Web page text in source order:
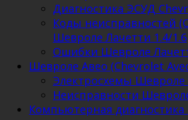
Диагностика ЭСУД
Коды неисправностей
Шевроле Лачетти 1.4/1.6
Ошибки Шевроле
Шевроле Авео (Chevrolet
Электросхемы Шевроле
Неисправности
Компьютерная